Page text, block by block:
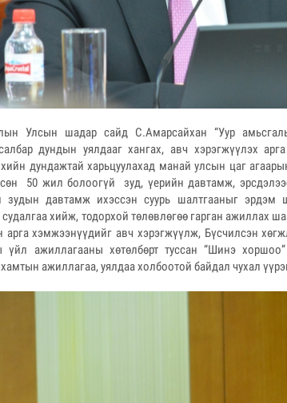
Улсын шадар сайд С.Амарсайхан “Уур
дундын уялдааг хангах, авч хэрэгжүүлэх
дундажтай харьцуулахад манай улсын цаг
50 жил болоогүй зуд, үерийн давтамж,
зудын давтамж ихэссэн суурь шалтгааныг эрдэм
хийж, тодорхой төлөвлөгөө гарган ажиллах
арга хэмжээнүүдийг авч хэрэгжүүлж, Бүсчилсэн
үйл ажиллагааны хөтөлбөрт туссан “Шинэ
ажиллагаа, уялдаа холбоотой байдал чухал